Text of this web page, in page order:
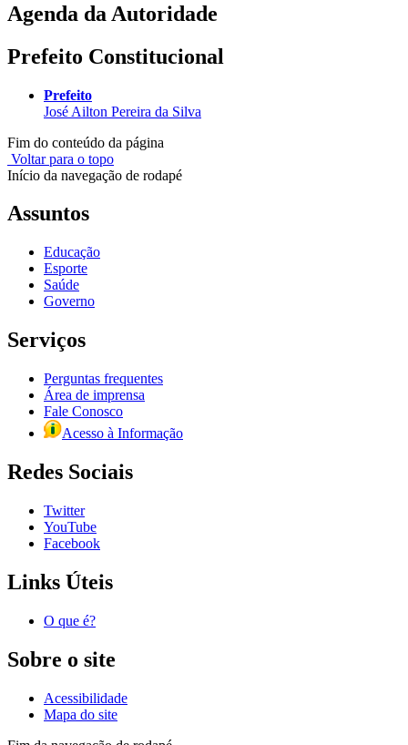
Agenda da Autoridade
Prefeito Constitucional
Prefeito
José Ailton Pereira da Silva
Fim do conteúdo da página
Voltar para o topo
Início da navegação de rodapé
Assuntos
Educação
Esporte
Saúde
Governo
Serviços
Perguntas frequentes
Área de imprensa
Fale Conosco
Acesso à Informação
Redes Sociais
Twitter
YouTube
Facebook
Links Úteis
O que é?
Sobre o site
Acessibilidade
Mapa do site